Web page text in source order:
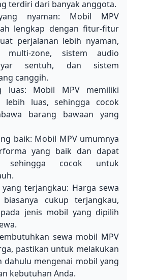
terdiri dari banyak anggota.
nyaman: Mobil MPV
lengkap dengan fitur-fitur
perjalanan lebih nyaman,
multi-zone, sistem audio
sentuh, dan sistem
canggih.
luas: Mobil MPV memiliki
lebih luas, sehingga cocok
barang bawaan yang
baik: Mobil MPV umumnya
yang baik dan dapat
sehingga cocok untuk
terjangkau: Harga sewa
cukup terjangkau,
jenis mobil yang dipilih
sewa mobil MPV
pastikan untuk melakukan
dahulu mengenai mobil yang
kebutuhan Anda.